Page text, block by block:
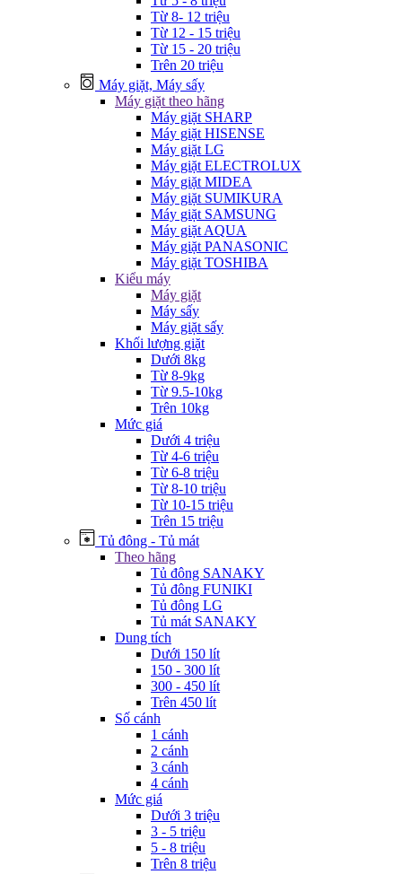
Từ 8- 12 triệu
Từ 12 - 15 triệu
Từ 15 - 20 triệu
Trên 20 triệu
Máy giặt, Máy sấy
Máy giặt theo hãng
Máy giặt SHARP
Máy giặt HISENSE
Máy giặt LG
Máy giặt ELECTROLUX
Máy giặt MIDEA
Máy giặt SUMIKURA
Máy giặt SAMSUNG
Máy giặt AQUA
Máy giặt PANASONIC
Máy giặt TOSHIBA
Kiểu máy
Máy giặt
Máy sấy
Máy giặt sấy
Khối lượng giặt
Dưới 8kg
Từ 8-9kg
Từ 9.5-10kg
Trên 10kg
Mức giá
Dưới 4 triệu
Từ 4-6 triệu
Từ 6-8 triệu
Từ 8-10 triệu
Từ 10-15 triệu
Trên 15 triệu
Tủ đông - Tủ mát
Theo hãng
Tủ đông SANAKY
Tủ đông FUNIKI
Tủ đông LG
Tủ mát SANAKY
Dung tích
Dưới 150 lít
150 - 300 lít
300 - 450 lít
Trên 450 lít
Số cánh
1 cánh
2 cánh
3 cánh
4 cánh
Mức giá
Dưới 3 triệu
3 - 5 triệu
5 - 8 triệu
Trên 8 triệu